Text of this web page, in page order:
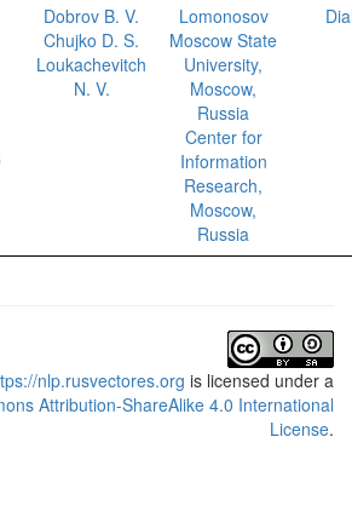
Dobrov B. V.
Chujko D. S.
Loukachevitch
N. V.
Lomonosov
Moscow State
University,
Moscow,
Russia
Center for
Information
Research,
Moscow,
Russia
nlp.rusvectores.org is licensed under a
Attribution-ShareAlike 4.0 International
License.